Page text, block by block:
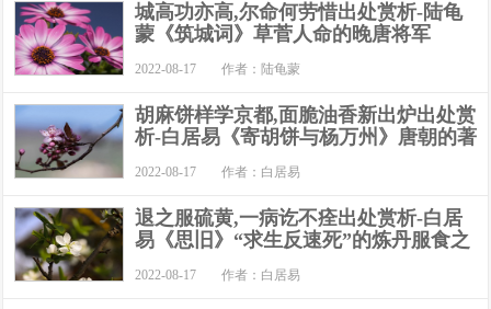
城高功亦高,尔命何劳惜出处赏析-陆龟
蒙《筑城词》草菅人命的晚唐将军
2022-08-17 作者：陆龟蒙
胡麻饼样学京都,面脆油香新出炉出处赏
析-白居易《寄胡饼与杨万州》唐朝的著
2022-08-17 作者：白居易
退之服硫黄,一病讫不痊出处赏析-白居
易《思旧》“求生反速死”的炼丹服食之
2022-08-17 作者：白居易